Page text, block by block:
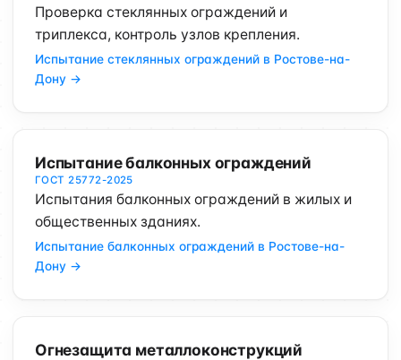
Проверка стеклянных ограждений и
триплекса, контроль узлов крепления.
Испытание стеклянных ограждений в Ростове-на-
Дону →
Испытание балконных ограждений
ГОСТ 25772-2025
Испытания балконных ограждений в жилых и
общественных зданиях.
Испытание балконных ограждений в Ростове-на-
Дону →
Огнезащита металлоконструкций